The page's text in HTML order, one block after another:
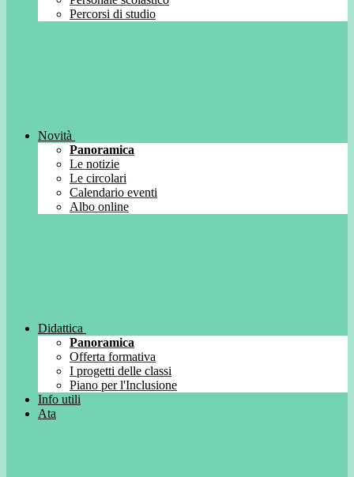
Percorsi di studio
Novità
Panoramica
Le notizie
Le circolari
Calendario eventi
Albo online
Didattica
Panoramica
Offerta formativa
I progetti delle classi
Piano per l'Inclusione
Info utili
Ata